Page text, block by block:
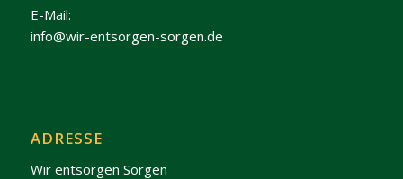
E-Mail:
info@wir-entsorgen-sorgen.de
ADRESSE
Wir entsorgen Sorgen